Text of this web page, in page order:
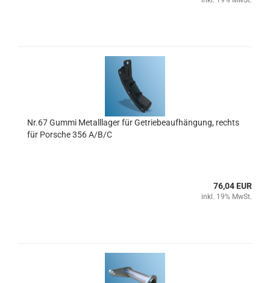
Nr.67 Gummi Metalllager für Getriebeaufhängung, rechts
für Porsche 356 A/B/C
76,04 EUR
inkl. 19% MwSt.